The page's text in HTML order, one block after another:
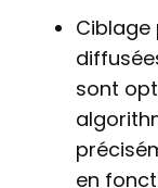
Ciblage
sont
en